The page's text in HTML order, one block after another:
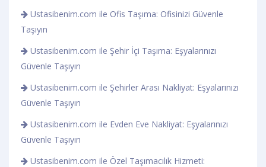
Ustasibenim.com ile Ofis Taşıma: Ofisinizi Güvenle
Taşıyın
Ustasibenim.com ile Şehir İçi Taşıma: Eşyalarınızı
Güvenle Taşıyın
Ustasibenim.com ile Şehirler Arası Nakliyat: Eşyalarınızı
Güvenle Taşıyın
Ustasibenim.com ile Evden Eve Nakliyat: Eşyalarınızı
Güvenle Taşıyın
Ustasibenim.com ile Özel Taşımacılık Hizmeti: